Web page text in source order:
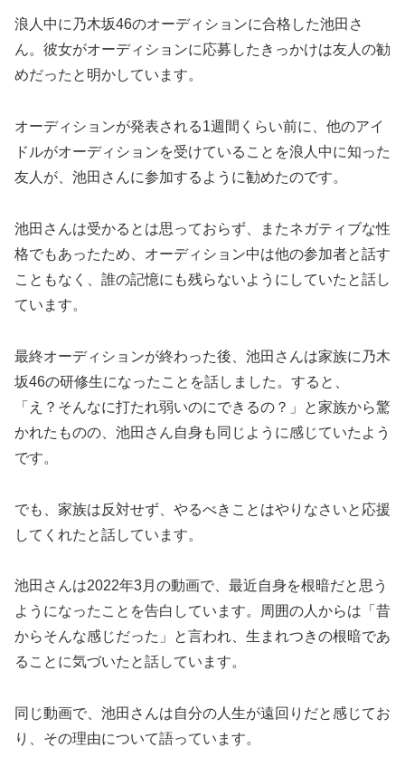
浪人中に乃木坂46のオーディションに合格した池田さ
ん。彼女がオーディションに応募したきっかけは友人の勧
めだったと明かしています。
オーディションが発表される1週間くらい前に、他のアイ
ドルがオーディションを受けていることを浪人中に知った
友人が、池田さんに参加するように勧めたのです。
池田さんは受かるとは思っておらず、またネガティブな性
格でもあったため、オーディション中は他の参加者と話す
こともなく、誰の記憶にも残らないようにしていたと話し
ています。
最終オーディションが終わった後、池田さんは家族に乃木
坂46の研修生になったことを話しました。すると、
「え？そんなに打たれ弱いのにできるの？」と家族から驚
かれたものの、池田さん自身も同じように感じていたよう
です。
でも、家族は反対せず、やるべきことはやりなさいと応援
してくれたと話しています。
池田さんは2022年3月の動画で、最近自身を根暗だと思う
ようになったことを告白しています。周囲の人からは「昔
からそんな感じだった」と言われ、生まれつきの根暗であ
ることに気づいたと話しています。
同じ動画で、池田さんは自分の人生が遠回りだと感じてお
り、その理由について語っています。